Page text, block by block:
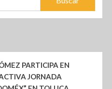
PARTICIPA EN
JORNADA